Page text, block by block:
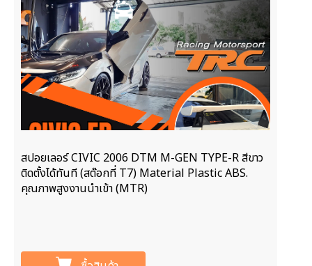
สปอยเลอร์ CIVIC 2006 DTM M-GEN TYPE-R สีขาว
ติดตั้งได้ทันที (สต๊อกที่ T7) Material Plastic ABS.
คุณภาพสูงงานนำเข้า (MTR)